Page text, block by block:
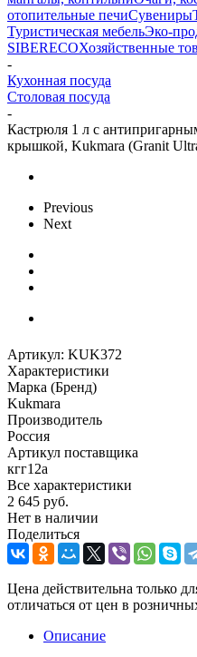
отопительные печиСувениры
Туристическая мебельЭко-
SIBERECOХозяйственные
-
Кухонная посуда
Столовая посуда
-
Кастрюля 1 л с
крышкой, Kukmara (Granit
Previous
Next
Артикул: KUK372
Характеристики
Марка (Бренд)
Kukmara
Производитель
Россия
Артикул поставщика
кгг12а
Все характеристики
2 645 руб.
Нет в наличии
Поделиться
Цена действительна только
отличаться от цен в
Описание